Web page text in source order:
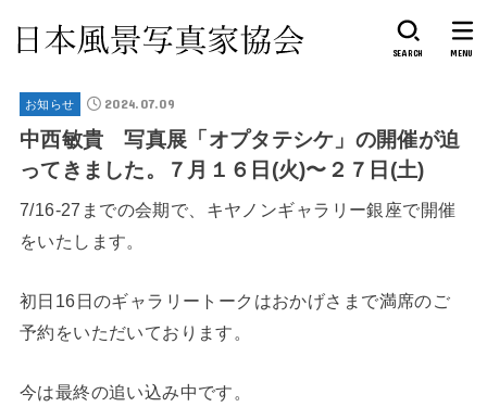
SEARCH MENU
お知らせ 2024.07.09
中西敏貴 写真展「オプタテシケ」の開催が迫
ってきました。７月１６日(火)〜２７日(土)
7/16-27までの会期で、キヤノンギャラリー銀座で開催
をいたします。
初日16日のギャラリートークはおかげさまで満席のご
予約をいただいております。
今は最終の追い込み中です。